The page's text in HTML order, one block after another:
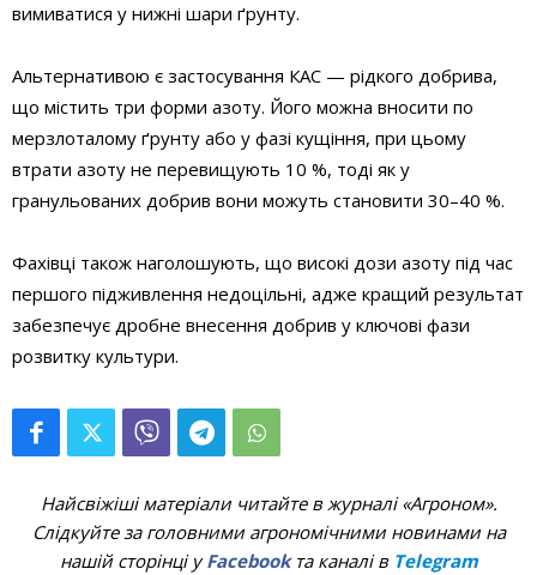
вимиватися у нижні шари ґрунту.
Альтернативою є застосування КАС — рідкого добрива,
що містить три форми азоту. Його можна вносити по
мерзлоталому ґрунту або у фазі кущіння, при цьому
втрати азоту не перевищують 10 %, тоді як у
гранульованих добрив вони можуть становити 30–40 %.
Фахівці також наголошують, що високі дози азоту під час
першого підживлення недоцільні, адже кращий результат
забезпечує дробне внесення добрив у ключові фази
розвитку культури.
Найсвіжіші матеріали читайте в журналі «Агроном».
Слідкуйте за головними агрономічними новинами на
нашій сторінці уFacebookта каналі в Telegram